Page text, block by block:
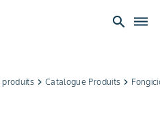
search dehaze
produitskeyboard_arrow_right Catalogue Produits keyboard_arrow_right